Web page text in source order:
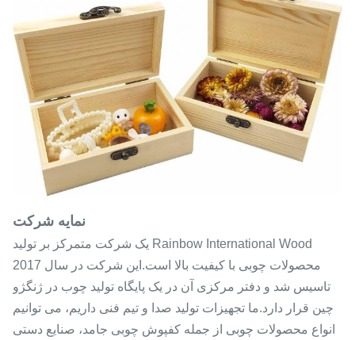
نمایه شرکت
Rainbow International Wood یک شرکت متمرکز بر تولید
محصولات چوبی با کیفیت بالا است.این شرکت در سال 2017
تاسیس شد و دفتر مرکزی آن در یک پایگاه تولید چوب در ژنگژو
چین قرار دارد.ما تجهیزات تولید صدا و تیم فنی داریم، می توانیم
انواع محصولات چوبی از جمله کفپوش چوبی جامد، صنایع دستی